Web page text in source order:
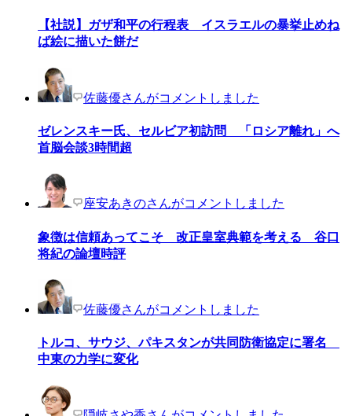
【社説】ガザ和平の行程表 イスラエルの暴挙止めね
ば絵に描いた餅だ
佐藤優さんがコメントしました
ゼレンスキー氏、セルビア初訪問 「ロシア離れ」へ
首脳会談3時間超
座安あきのさんがコメントしました
象徴は信頼あってこそ 改正皇室典範を考える 谷口
将紀の論壇時評
佐藤優さんがコメントしました
トルコ、サウジ、パキスタンが共同防衛協定に署名
中東の力学に変化